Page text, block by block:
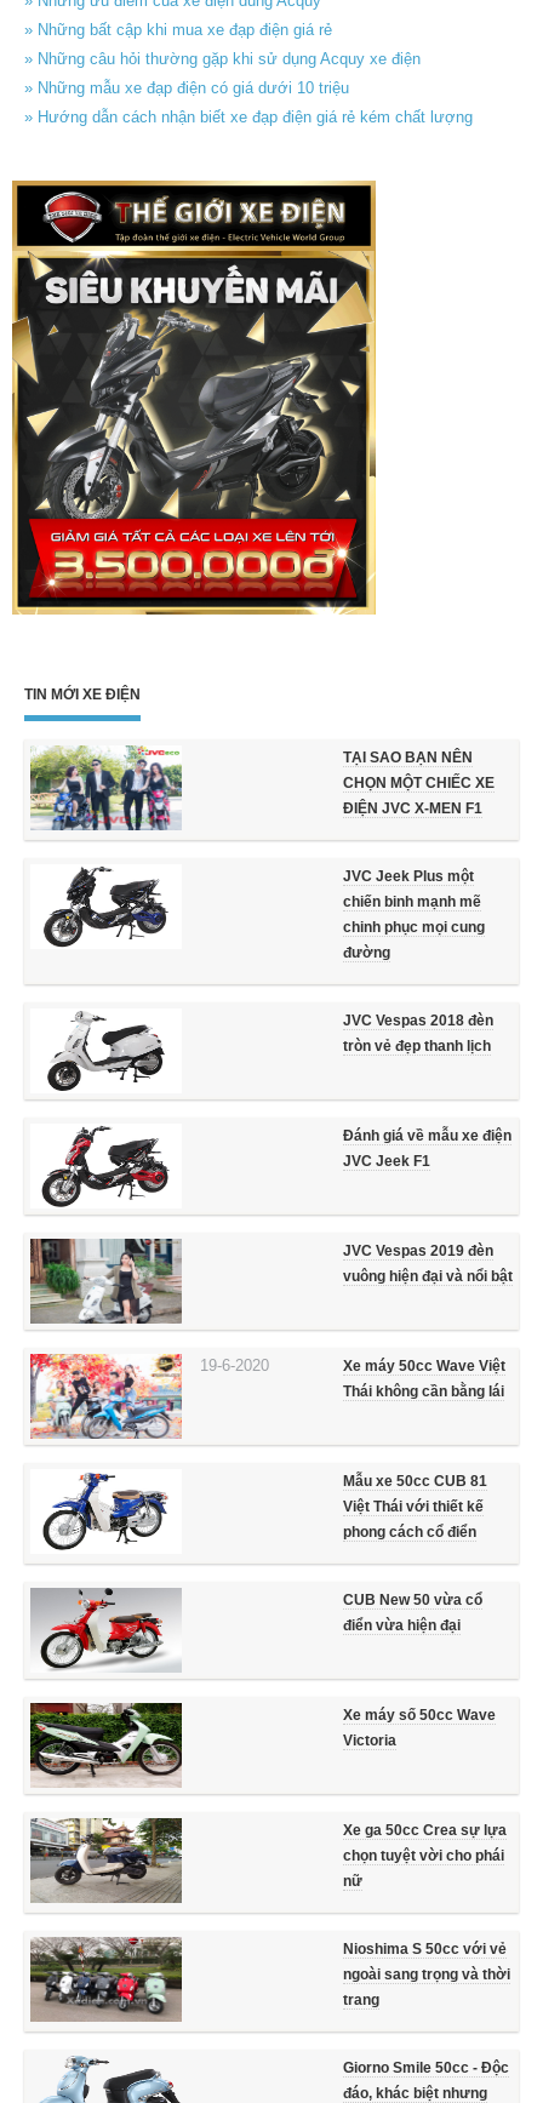
» Những bất cập khi mua xe đạp điện giá rẻ
» Những câu hỏi thường gặp khi sử dụng Acquy xe điện
» Những mẫu xe đạp điện có giá dưới 10 triệu
» Hướng dẫn cách nhận biết xe đạp điện giá rẻ kém chất lượng
TIN MỚI XE ĐIỆN
TẠI SAO BẠN NÊN
CHỌN MỘT CHIẾC XE
ĐIỆN JVC X-MEN F1
JVC Jeek Plus một
chiến binh mạnh mẽ
chinh phục mọi cung
đường
JVC Vespas 2018 đèn
tròn vẻ đẹp thanh lịch
Đánh giá về mẫu xe điện
JVC Jeek F1
JVC Vespas 2019 đèn
vuông hiện đại và nổi bật
Xe máy 50cc Wave Việt
Thái không cần bằng lái
19-6-2020
Mẫu xe 50cc CUB 81
Việt Thái với thiết kế
phong cách cổ điển
CUB New 50 vừa cổ
điển vừa hiện đại
Xe máy số 50cc Wave
Victoria
Xe ga 50cc Crea sự lựa
chọn tuyệt vời cho phái
nữ
Nioshima S 50cc với vẻ
ngoài sang trọng và thời
trang
Giorno Smile 50cc - Độc
đáo, khác biệt nhưng